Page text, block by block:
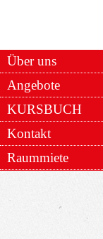
Über uns
Angebote
KURSBUCH
Kontakt
Raummiete